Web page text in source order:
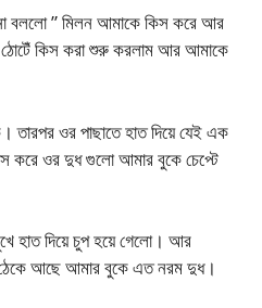
বললো ” মিলন আমাকে কিস করে আর
কিস করা শুরু করলাম আর আমাকে
তারপর ওর পাছাতে হাত দিয়ে যেই এক
করে ওর দুধ গুলো আমার বুকে চেপ্টে
হাত দিয়ে চুপ হয়ে গেলো। আর
আছে আমার বুকে এত নরম দুধ।